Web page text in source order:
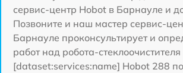
сервис-центр Hobot в Барнауле и
Позвоните и наш мастер сервис-
Барнауле проконсультирует и
работ над робота-
[dataset:services:name] Hobot 288